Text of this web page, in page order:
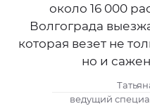
около 16 000
Волгограда
которая везет не
но и
ведущий